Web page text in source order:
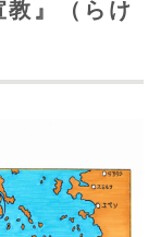
』（らけ